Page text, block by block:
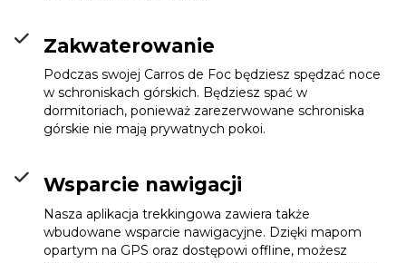
Zakwaterowanie
Podczas swojej Carros de Foc będziesz spędzać noce
w schroniskach górskich. Będziesz spać w
dormitoriach, ponieważ zarezerwowane schroniska
górskie nie mają prywatnych pokoi.
Wsparcie nawigacji
Nasza aplikacja trekkingowa zawiera także
wbudowane wsparcie nawigacyjne. Dzięki mapom
opartym na GPS oraz dostępowi offline, możesz